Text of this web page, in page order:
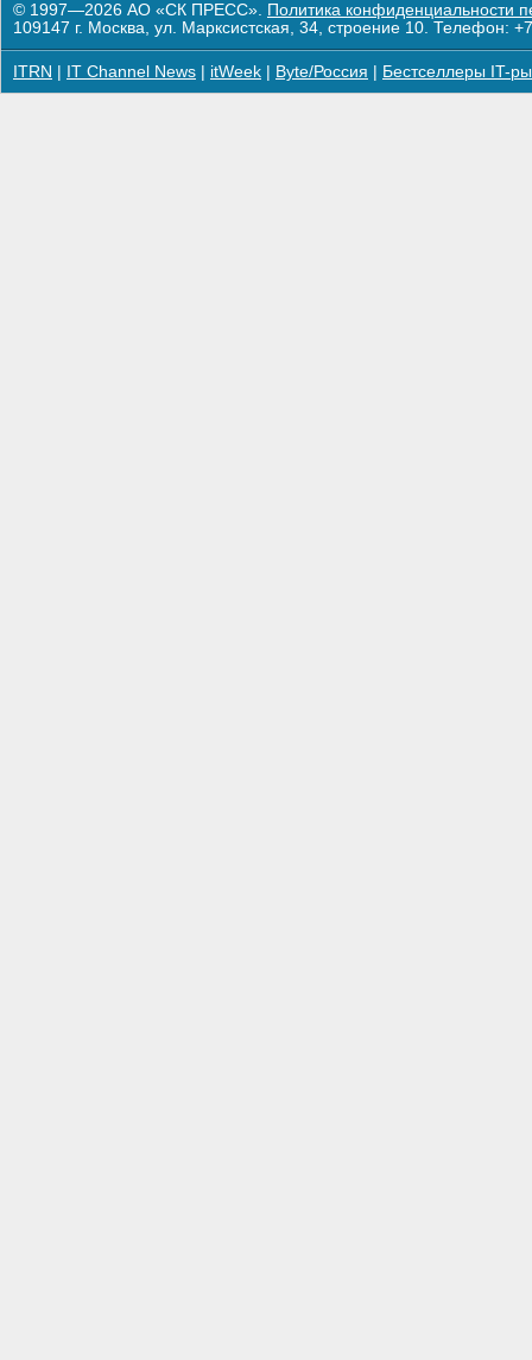
© 1997—2026 АО «СК ПРЕСС». Политика конфиденциальности
109147 г. Москва, ул. Марксистская, 34, строение 10. Телефон:
ITRN IT Channel News itWeek Byte/Россия Бестселлеры IT-